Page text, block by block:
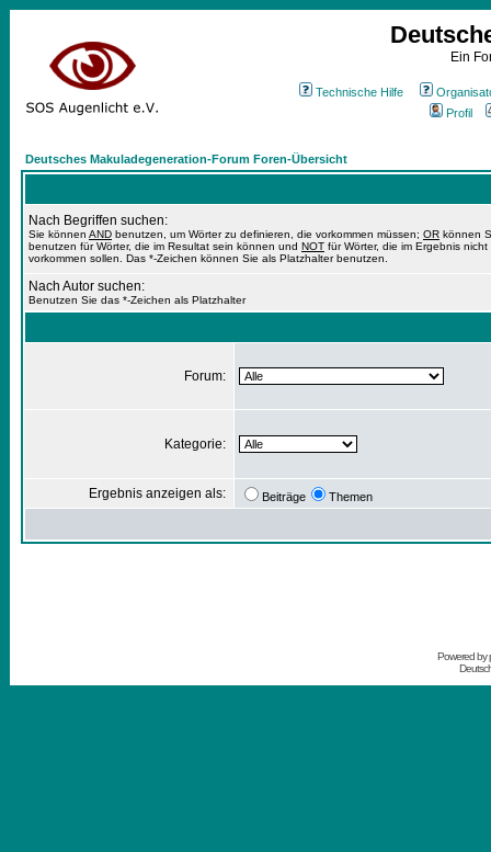
Ein
Technische Hilfe
Profil
Deutsches Makuladegeneration-Forum Foren-Übersicht
Nach Begriffen suchen:
Sie können AND benutzen, um Wörter zu definieren, die vorkommen müssen; OR können
benutzen für Wörter, die im Resultat sein können und NOT für Wörter, die im Ergebnis nicht
vorkommen sollen. Das *-Zeichen können Sie als Platzhalter benutzen.
Nach Autor suchen:
Benutzen Sie das *-Zeichen als Platzhalter
Forum:
Kategorie:
Ergebnis anzeigen als: Beiträge Themen
Powered by